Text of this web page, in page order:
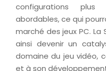
configurations
abordables, ce qui
marché des jeux PC.
ainsi devenir un
domaine du jeu vidéo,
et à son